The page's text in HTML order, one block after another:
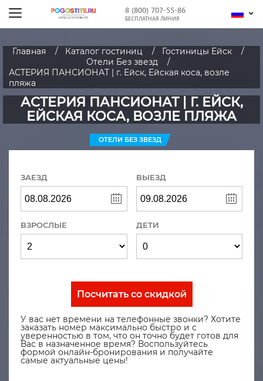
8 (800) 707-55-86
БЕСПЛАТНАЯ ЛИНИЯ
Главная Каталог гостиниц
Гостиницы Ейск
Отели Без звезд
АСТЕРИЯ ПАНСИОНАТ | г. Ейск, Ейская коса, возле
пляжа
АСТЕРИЯ ПАНСИОНАТ | Г. ЕЙСК,
ЕЙСКАЯ КОСА, ВОЗЛЕ ПЛЯЖА
ОТЕЛИ БЕЗ ЗВЕЗД
ЗАЕЗД ВЫЕЗД
ВЗРОСЛЫЕ ДЕТИ
Посчитать со скидкой
У вас нет времени на телефонные звонки? Хотите
заказать номер максимально быстро и с
уверенностью в том, что он точно будет готов для
Вас в назначенное время? Воспользуйтесь
формой онлайн-бронирования и получайте
самые актуальные цены!